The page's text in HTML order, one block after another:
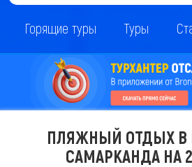
Горящие туры Туры
ПЛЯЖНЫЙ ОТДЫХ В
САМАРКАНДА НА